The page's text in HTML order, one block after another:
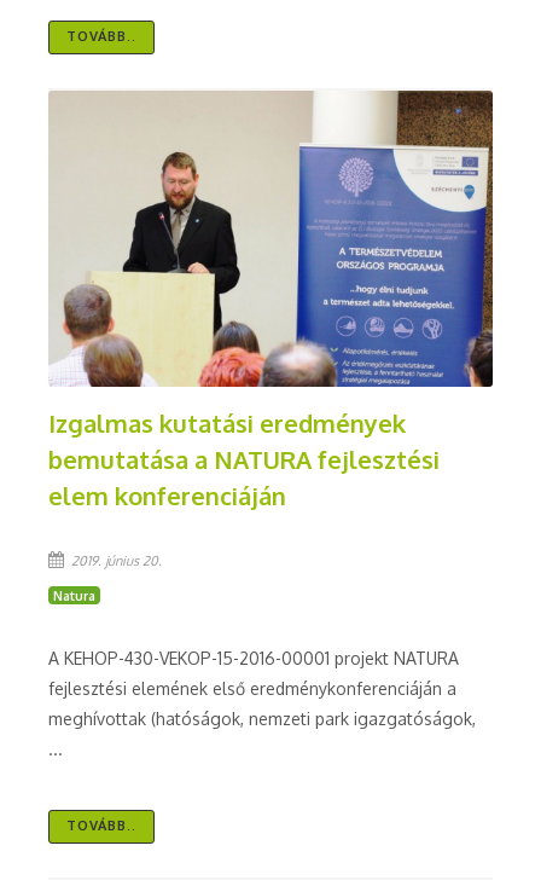
TOVÁBB..
Izgalmas kutatási eredmények
bemutatása a NATURA fejlesztési
elem konferenciáján
2019. június 20.
Natura
A KEHOP-430-VEKOP-15-2016-00001 projekt NATURA
fejlesztési elemének első eredménykonferenciáján a
meghívottak (hatóságok, nemzeti park igazgatóságok,
...
TOVÁBB..